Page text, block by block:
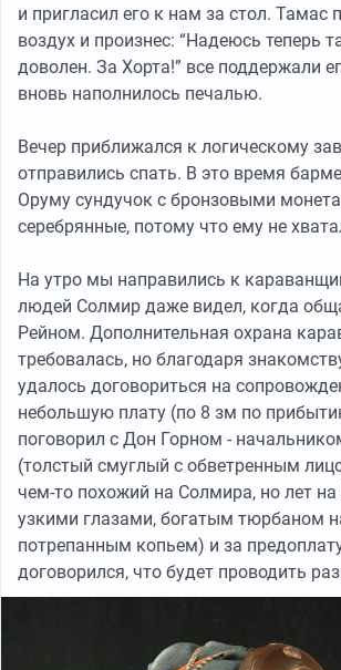
и пригласил его к нам за стол. Тамас
воздух и произнес: “Надеюсь теперь
доволен. За Хорта!” все поддержали
вновь наполнилось печалью.
Вечер приближался к логическому
отправились спать. В это время
Оруму сундучок с бронзовыми
серебрянные, потому что ему не
На утро мы направились к
людей Солмир даже видел, когда
Рейном. Дополнительная охрана
требовалась, но благодаря
удалось договориться на
небольшую плату (по 8 зм по
поговорил с Дон Горном -
(толстый смуглый с обветренным
чем-то похожий на Солмира, но лет на
узкими глазами, богатым тюрбаном
потрепанным копьем) и за
договорился, что будет проводить